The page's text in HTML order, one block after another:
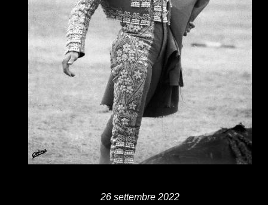
26 settembre 2022